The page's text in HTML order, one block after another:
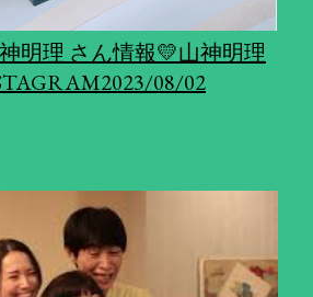
明理 さん情報💛山神明理
08/02